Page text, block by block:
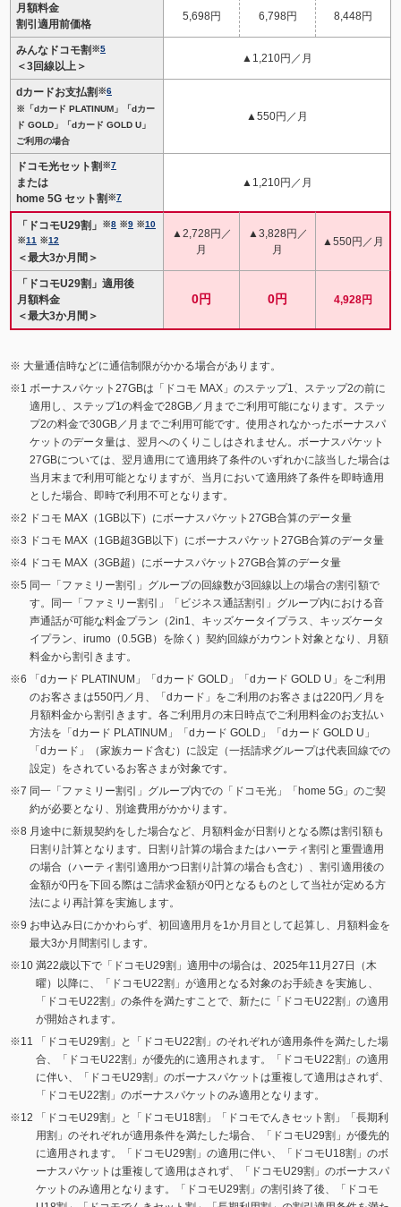
月額料金
割引適用前価格
5,698円 6,798円 8,448円
みんなドコモ割 ※5
＜3回線以上＞
▲1,210円／月
dカードお支払割 ※6
※「dカード PLATINUM」「dカー
ド GOLD」「dカード GOLD U」
ご利用の場合
▲550円／月
ドコモ光セット割 ※7
または
home 5G セット割 ※7
▲1,210円／月
「ドコモU29割」 ※8 ※9 ※10
※11 ※12
＜最大3か月間＞
▲2,728円／
月
▲3,828円／
月
▲550円／月
「ドコモU29割」適用後
月額料金
＜最大3か月間＞
0円 0円 4,928円
大量通信時などに通信制限がかかる場合があります。
ボーナスパケット27GBは「ドコモ MAX」のステップ1、ステップ2の前に
適用し、ステップ1の料金で28GB／月までご利用可能になります。ステッ
プ2の料金で30GB／月までご利用可能です。使用されなかったボーナスパ
ケットのデータ量は、翌月へのくりこしはされません。ボーナスパケット
27GBについては、翌月適用にて適用終了条件のいずれかに該当した場合は
当月末まで利用可能となりますが、当月において適用終了条件を即時適用
とした場合、即時で利用不可となります。
ドコモ MAX（1GB以下）にボーナスパケット27GB合算のデータ量
ドコモ MAX（1GB超3GB以下）にボーナスパケット27GB合算のデータ量
ドコモ MAX（3GB超）にボーナスパケット27GB合算のデータ量
同一「ファミリー割引」グループの回線数が3回線以上の場合の割引額で
す。同一「ファミリー割引」「ビジネス通話割引」グループ内における音
声通話が可能な料金プラン（2in1、キッズケータイプラス、キッズケータ
イプラン、irumo（0.5GB）を除く）契約回線がカウント対象となり、月額
料金から割引きます。
「dカード PLATINUM」「dカード GOLD」「dカード GOLD U」をご利用
のお客さまは550円／月、「dカード」をご利用のお客さまは220円／月を
月額料金から割引きます。各ご利用月の末日時点でご利用料金のお支払い
方法を「dカード PLATINUM」「dカード GOLD」「dカード GOLD U」
「dカード」（家族カード含む）に設定（一括請求グループは代表回線での
設定）をされているお客さまが対象です。
同一「ファミリー割引」グループ内での「ドコモ光」「home 5G」のご契
約が必要となり、別途費用がかかります。
月途中に新規契約をした場合など、月額料金が日割りとなる際は割引額も
日割り計算となります。日割り計算の場合またはハーティ割引と重畳適用
の場合（ハーティ割引適用かつ日割り計算の場合も含む）、割引適用後の
金額が0円を下回る際はご請求金額が0円となるものとして当社が定める方
法により再計算を実施します。
お申込み日にかかわらず、初回適用月を1か月目として起算し、月額料金を
最大3か月間割引します。
満22歳以下で「ドコモU29割」適用中の場合は、2025年11月27日（木
曜）以降に、「ドコモU22割」が適用となる対象のお手続きを実施し、
「ドコモU22割」の条件を満たすことで、新たに「ドコモU22割」の適用
が開始されます。
「ドコモU29割」と「ドコモU22割」のそれぞれが適用条件を満たした場
合、「ドコモU22割」が優先的に適用されます。「ドコモU22割」の適用
に伴い、「ドコモU29割」のボーナスパケットは重複して適用はされず、
「ドコモU22割」のボーナスパケットのみ適用となります。
「ドコモU29割」と「ドコモU18割」「ドコモでんきセット割」「長期利
用割」のそれぞれが適用条件を満たした場合、「ドコモU29割」が優先的
に適用されます。「ドコモU29割」の適用に伴い、「ドコモU18割」のボ
ーナスパケットは重複して適用はされず、「ドコモU29割」のボーナスパ
ケットのみ適用となります。「ドコモU29割」の割引終了後、「ドコモ